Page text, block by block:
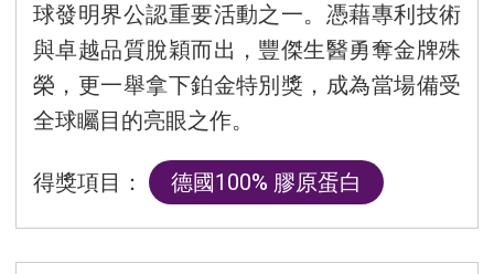
球發明界公認重要活動之一。憑藉專利技術
與卓越品質脫穎而出，豐傑生醫勇奪金牌殊
榮，更一舉拿下鉑金特別獎，成為當場備受
全球矚目的亮眼之作。
得獎項目： 德國100% 膠原蛋白